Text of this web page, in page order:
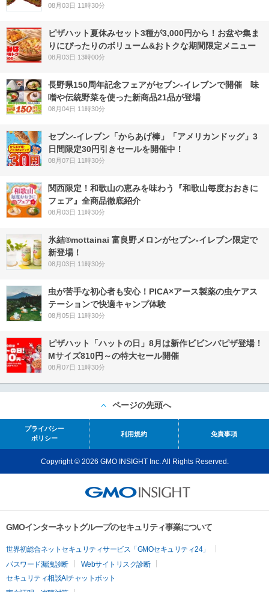
08月03日 11時30分
ピザハット夏休みセット3種が3,000円から！お盆や集ま
りにぴったりのボリューム&おトクな期間限定メニュー
08月03日 13時00分
長野県150周年記念フェアがセブン-イレブンで開催 味
噌や伝統野菜を使った新商品21品が登場
08月04日 11時30分
セブン‐イレブン「からあげ棒」「アメリカンドッグ」3
日間限定30円引きセールを開催中！
08月07日 11時30分
関西限定！和歌山の恵みを味わう『和歌山毎度おおきに
フェア』全商品徹底紹介
08月03日 11時30分
氷結®mottainai 富良野メロンがセブン‐イレブン限定で
新登場！
08月03日 11時30分
虫が苦手な初心者も安心！PICA×アース製薬の虫ケアス
テーションで快適キャンプ体験
08月05日 11時30分
ピザハット「ハットの日」8月は新作ビビンバピザ登場！
Mサイズ810円～の特大セール開催
08月07日 11時30分
ページの先頭へ
プライバシー
ポリシー
利用規約 免責事項
Copyright © 2026 GMO INSIGHT Inc. All Rights Reserved.
GMOインターネットグループのセキュリティ事業について
世界初総合ネットセキュリティサービス「GMOセキュリティ24」
パスワード漏洩診断
Webサイトリスク診断
セキュリティ相談AIチャットボット